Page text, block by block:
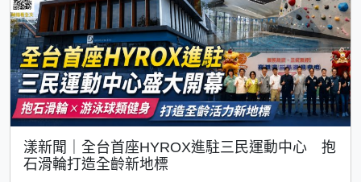
漾新聞｜全台首座HYROX進駐三民運動中心 抱
石滑輪打造全齡新地標